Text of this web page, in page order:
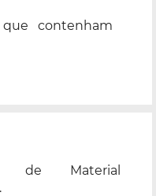
contenham
de Material